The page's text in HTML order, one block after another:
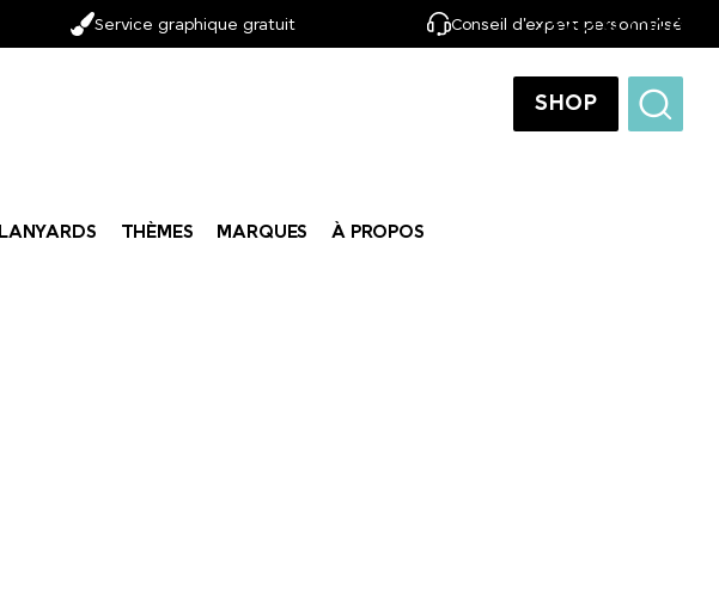
Service graphique gratuit Conseil d'expert personnalisé
FR
SHOP
LANYARDS THÈMES MARQUES À PROPOS